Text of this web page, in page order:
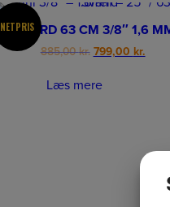
NETPRIS
SVÆRD 63 CM 3/8″ 1,6
885,00kr. Original
885,00 kr..
799,00 kr.
Læs mere